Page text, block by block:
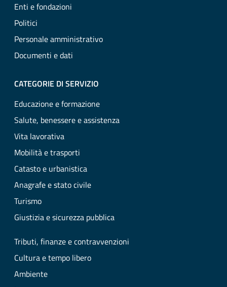
Enti e fondazioni
Politici
Personale amministrativo
Documenti e dati
CATEGORIE DI SERVIZIO
Educazione e formazione
Salute, benessere e assistenza
Vita lavorativa
Mobilità e trasporti
Catasto e urbanistica
Anagrafe e stato civile
Turismo
Giustizia e sicurezza pubblica
Tributi, finanze e contravvenzioni
Cultura e tempo libero
Ambiente